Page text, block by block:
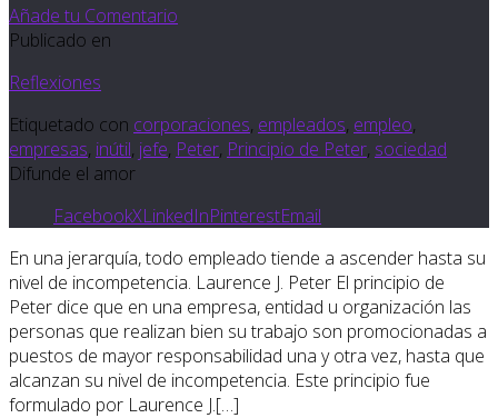
Añade tu Comentario
Publicado en
Reflexiones
Etiquetado con corporaciones, empleados, empleo,
empresas, inútil, jefe, Peter, Principio de Peter, sociedad
Difunde el amor
FacebookXLinkedInPinterestEmail
En una jerarquía, todo empleado tiende a ascender hasta su
nivel de incompetencia. Laurence J. Peter El principio de
Peter dice que en una empresa, entidad u organización las
personas que realizan bien su trabajo son promocionadas a
puestos de mayor responsabilidad una y otra vez, hasta que
alcanzan su nivel de incompetencia. Este principio fue
formulado por Laurence J.[…]